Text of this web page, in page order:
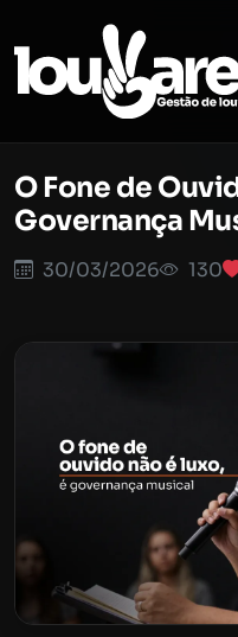
O Fone de
Governança
30/03/2026 130